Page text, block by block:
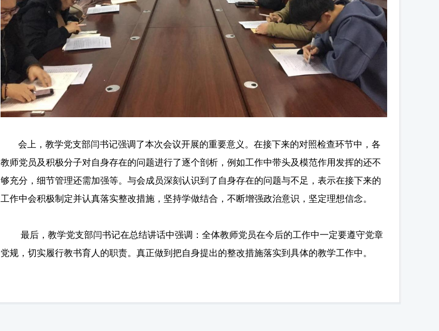
会上，教学党支部闫书记强调了本次会议开展的重要意义。在接下来的对照检查环节中，各
教师党员及积极分子对自身存在的问题进行了逐个剖析，例如工作中带头及模范作用发挥的还不
够充分，细节管理还需加强等。与会成员深刻认识到了自身存在的问题与不足，表示在接下来的
工作中会积极制定并认真落实整改措施，坚持学做结合，不断增强政治意识，坚定理想信念。
最后，教学党支部闫书记在总结讲话中强调：全体教师党员在今后的工作中一定要遵守党章
党规，切实履行教书育人的职责。真正做到把自身提出的整改措施落实到具体的教学工作中。